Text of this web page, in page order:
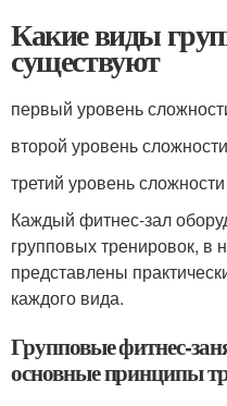
Какие виды
существуют
первый уровень
второй уровень
третий уровень
Каждый фитнес-зал
групповых тренировок, в
представлены
каждого вида.
Групповые фитнес-
основные принципы